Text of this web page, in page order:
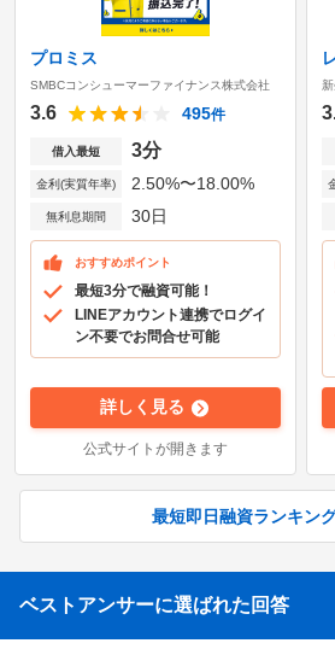
プロミス
SMBCコンシューマーファイナンス株式会社
3.6 495件
借入最短 3分
金利(実質年率) 2.50%〜18.00%
無利息期間 30日
おすすめポイント
最短3分で融資可能！
LINEアカウント連携でログイ
ン不要でお問合せ可能
詳しく見る
公式サイトが開きます
最短即日融資ランキン
ベストアンサーに選ばれた回答